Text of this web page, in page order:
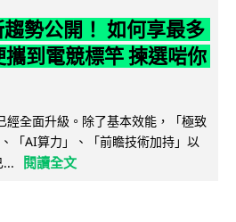
勢公開！ 如何享最多
到電競標竿 揀選啱你
經全面升級。除了基本效能，「極致
「AI算力」、「前瞻技術加持」以
...
閱讀全文